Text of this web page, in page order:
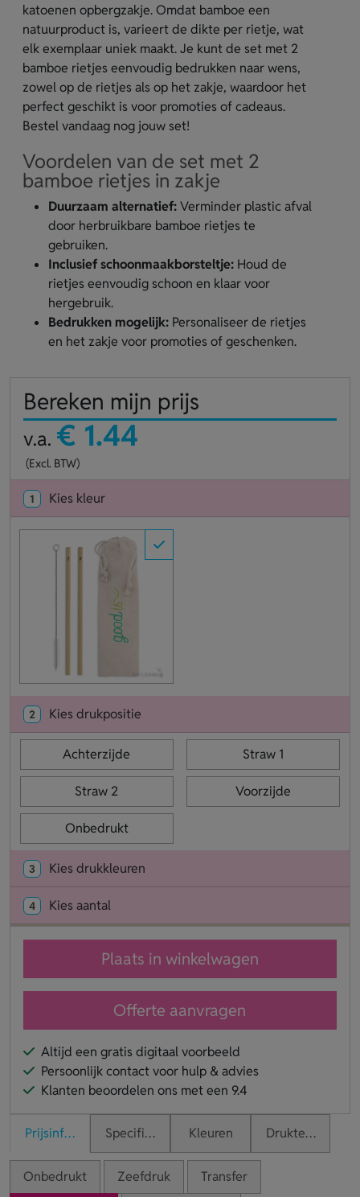
katoenen opbergzakje. Omdat bamboe een
natuurproduct is, varieert de dikte per rietje, wat
elk exemplaar uniek maakt. Je kunt de set met 2
bamboe rietjes eenvoudig bedrukken naar wens,
zowel op de rietjes als op het zakje, waardoor het
perfect geschikt is voor promoties of cadeaus.
Bestel vandaag nog jouw set!
Voordelen van de set met 2
bamboe rietjes in zakje
Duurzaam alternatief:Verminder plastic afval
door herbruikbare bamboe rietjes te
gebruiken.
Inclusief schoonmaakborsteltje: Houd de
rietjes eenvoudig schoon en klaar voor
hergebruik.
Bedrukken mogelijk: Personaliseer de rietjes
en het zakje voor promoties of geschenken.
Bereken mijn prijs
v.a. € 1.44
(Excl. BTW)
1 Kies kleur
2 Kies drukpositie
Achterzijde Straw 1
Straw 2 Voorzijde
Onbedrukt
3 Kies drukkleuren
4 Kies aantal
Plaats in winkelwagen
Offerte aanvragen
Altijd een gratis digitaal voorbeeld
Persoonlijk contact voor hulp & advies
Klanten beoordelen ons met een 9.4
PrijsinformatieSpecificaties Kleuren Druktechnieken
Onbedrukt Zeefdruk Transfer